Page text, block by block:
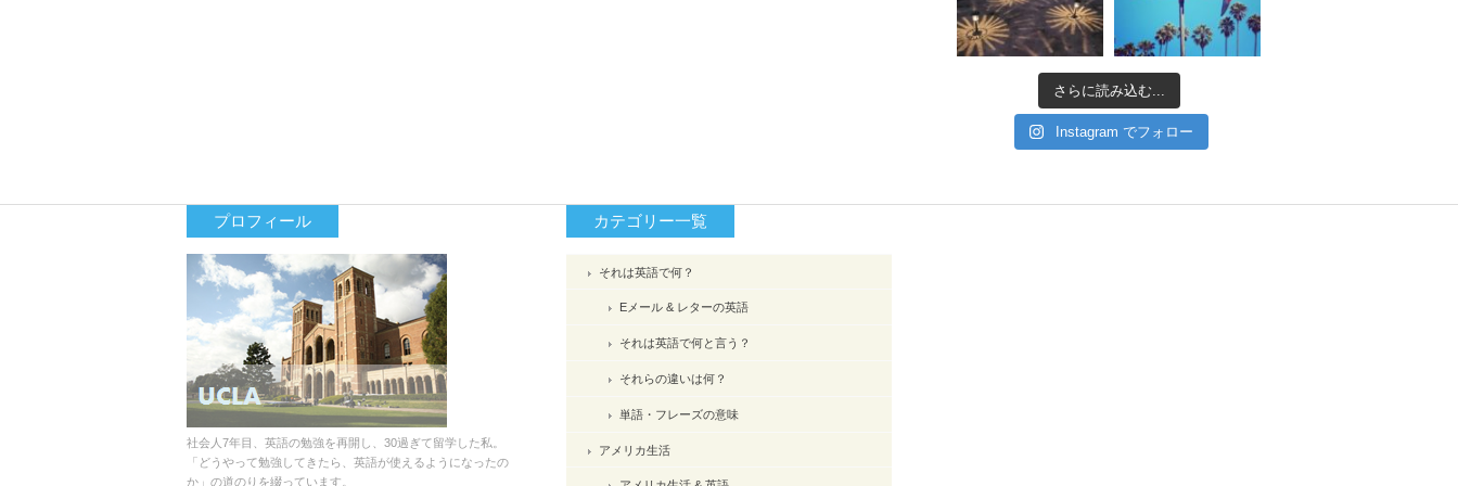
さらに読み込む...
Instagram でフォロー
プロフィール
社会人7年目、英語の勉強を再開し、30過ぎて留学した私。
「どうやって勉強してきたら、英語が使えるようになったの
か」の道のりを綴っています。
カテゴリー一覧
それは英語で何？
Eメール & レターの英語
それは英語で何と言う？
それらの違いは何？
単語・フレーズの意味
アメリカ生活